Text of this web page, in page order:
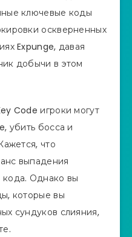
ключевые коды
оскверненных
Expunge, давая
добычи в этом
Code игроки могут
убить босса и
что
выпадения
кода. Однако вы
которые вы
сундуков слияния,